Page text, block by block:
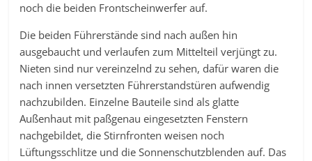
noch die beiden Frontscheinwerfer auf.
Die beiden Führerstände sind nach außen hin
ausgebaucht und verlaufen zum Mittelteil verjüngt zu.
Nieten sind nur vereinzelnd zu sehen, dafür waren die
nach innen versetzten Führerstandstüren aufwendig
nachzubilden. Einzelne Bauteile sind als glatte
Außenhaut mit paßgenau eingesetzten Fenstern
nachgebildet, die Stirnfronten weisen noch
Lüftungsschlitze und die Sonnenschutzblenden auf. Das